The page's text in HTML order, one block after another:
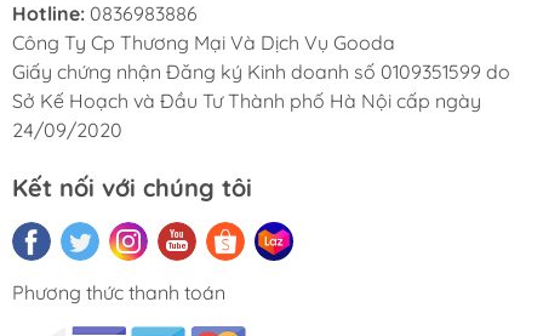
Hotline: 0836983886
Công Ty Cp Thương Mại Và Dịch Vụ Gooda
Giấy chứng nhận Đăng ký Kinh doanh số 0109351599 do
Sở Kế Hoạch và Đầu Tư Thành phố Hà Nội cấp ngày
24/09/2020
Kết nối với chúng tôi
Phương thức thanh toán